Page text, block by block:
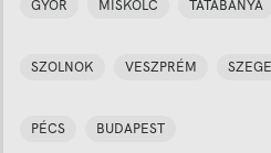
GYŐR MISKOLC TATABÁNYA
SZOLNOK VESZPRÉM
PÉCS BUDAPEST